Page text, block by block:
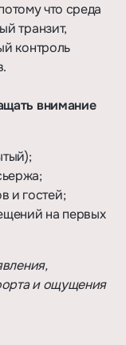
что среда
транзит,
контроль
внимание
и гостей;
на первых
и ощущения